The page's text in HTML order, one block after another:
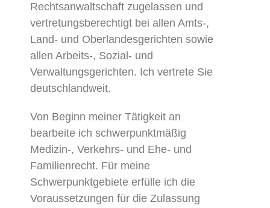
Rechtsanwaltschaft zugelassen und
vertretungsberechtigt bei allen Amts-,
Land- und Oberlandesgerichten sowie
allen Arbeits-, Sozial- und
Verwaltungsgerichten. Ich vertrete Sie
deutschlandweit.
Von Beginn meiner Tätigkeit an
bearbeite ich schwerpunktmäßig
Medizin-, Verkehrs- und Ehe- und
Familienrecht. Für meine
Schwerpunktgebiete erfülle ich die
Voraussetzungen für die Zulassung